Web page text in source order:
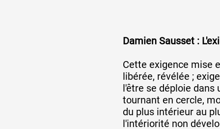
Damien Sausset :
Cette exigence mise
libérée, révélée ;
l'être se déploie dans
tournant en cercle,
du plus intérieur au
l'intériorité non